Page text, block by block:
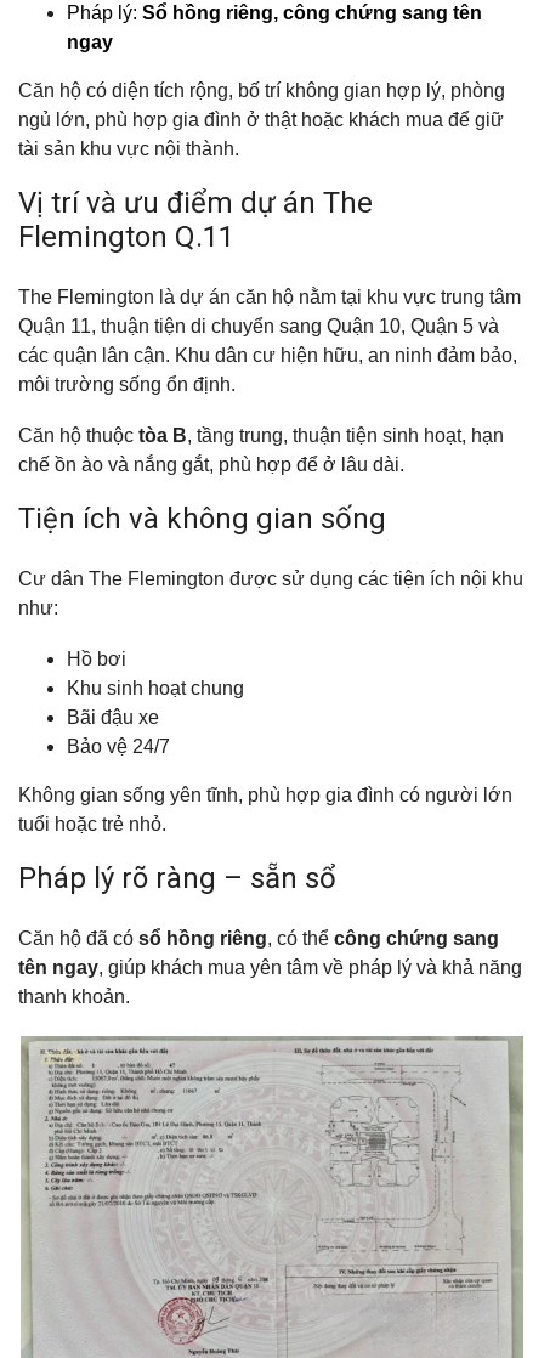
Pháp lý: Sổ hồng riêng, công chứng sang tên
ngay
Căn hộ có diện tích rộng, bố trí không gian hợp lý, phòng
ngủ lớn, phù hợp gia đình ở thật hoặc khách mua để giữ
tài sản khu vực nội thành.
Vị trí và ưu điểm dự án The
Flemington Q.11
The Flemington là dự án căn hộ nằm tại khu vực trung tâm
Quận 11, thuận tiện di chuyển sang Quận 10, Quận 5 và
các quận lân cận. Khu dân cư hiện hữu, an ninh đảm bảo,
môi trường sống ổn định.
Căn hộ thuộc tòa B, tầng trung, thuận tiện sinh hoạt, hạn
chế ồn ào và nắng gắt, phù hợp để ở lâu dài.
Tiện ích và không gian sống
Cư dân The Flemington được sử dụng các tiện ích nội khu
như:
Hồ bơi
Khu sinh hoạt chung
Bãi đậu xe
Bảo vệ 24/7
Không gian sống yên tĩnh, phù hợp gia đình có người lớn
tuổi hoặc trẻ nhỏ.
Pháp lý rõ ràng – sẵn sổ
Căn hộ đã có sổ hồng riêng, có thể công chứng sang
tên ngay, giúp khách mua yên tâm về pháp lý và khả năng
thanh khoản.